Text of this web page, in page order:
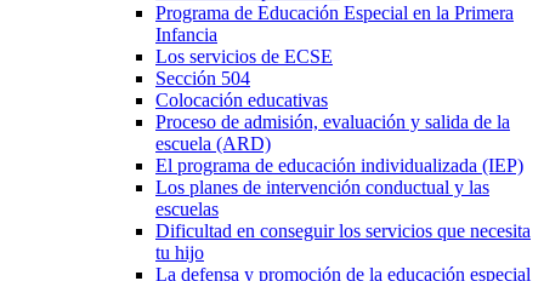
Programa de Educación Especial en la Primera
Infancia
Los servicios de ECSE
Sección 504
Colocación educativas
Proceso de admisión, evaluación y salida de la
escuela (ARD)
El programa de educación individualizada (IEP)
Los planes de intervención conductual y las
escuelas
Dificultad en conseguir los servicios que necesita
tu hijo
La defensa y promoción de la educación especial